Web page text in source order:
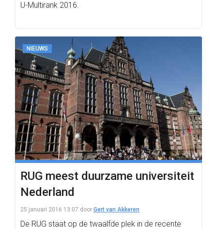
U-Multirank 2016.
NIEUWS
RUG meest duurzame universiteit
Nederland
25 januari 2016 13:07 door Gert van Akkeren
De RUG staat op de twaalfde plek in de recente